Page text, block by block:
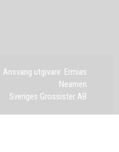
Ansvarig utgivare: Ermias
Neamen
Sveriges Grossister AB